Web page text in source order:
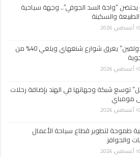
يحتضن “واحة السد الجوفي”.. وجهة سياحية
والسكينة
الإعصار “دولفين” يغرق شوارع شنغهاي ويلغي 40% من
توسع شبكة وجهاتها في الهند بإضافة رحلات
مومباي
طموحة لتطوير قطاع سياحة الأعمال
والحوافز